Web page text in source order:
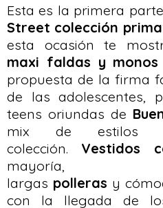
Esta es la primera
Street colección
esta ocasión te
maxi faldas y monos
propuesta de la firma
de las adolescentes,
teens oriundas de
mix de estilos
colección.
Vestidos
mayoría
largas polleras y
con la llegada de